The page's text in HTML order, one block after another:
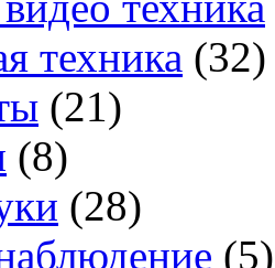
техника (32)
(21)
(8)
(28)
(5)